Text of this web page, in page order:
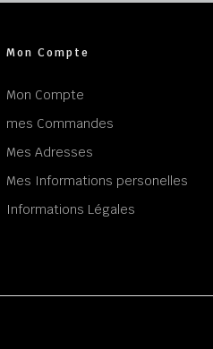
Mon Compte
Mon Compte
mes Commandes
Mes Adresses
Mes Informations personelles
Informations Légales